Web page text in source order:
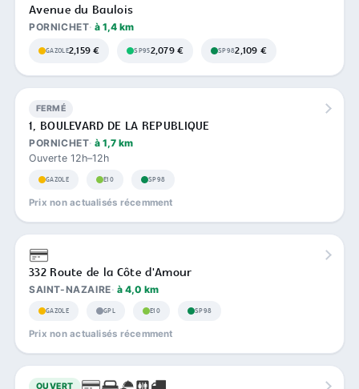
Avenue du Baulois
PORNICHET à 1,4 km
GAZOLE2,159 € SP952,079 € SP982,109 €
FERMÉ
1, BOULEVARD DE LA REPUBLIQUE
PORNICHET à 1,7 km
Ouverte 12h–12h
GAZOLE E10 SP98
Prix non actualisés récemment
332 Route de la Côte d'Amour
SAINT-NAZAIRE à 4,0 km
GAZOLE GPL E10 SP98
Prix non actualisés récemment
OUVERT